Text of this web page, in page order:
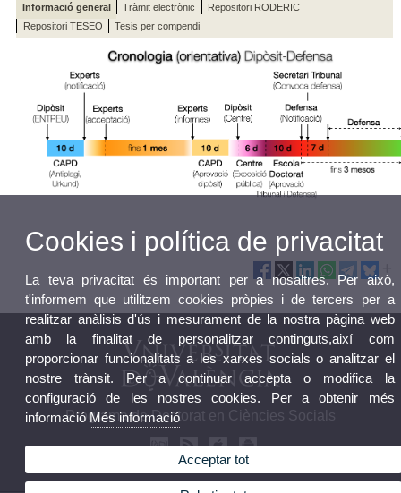
Informació general Tràmit electrònic
Repositori RODERIC
Repositori TESEO
Tesis per compendi
Programa de Doctorat en Ciències Socials
Cookies i política de privacitat
La teva privacitat és important per a nosaltres. Per això,
t'informem que utilitzem cookies pròpies i de tercers per a
realitzar anàlisis d'ús i mesurament de la nostra pàgina web
amb la finalitat de personalitzar continguts,així com
proporcionar funcionalitats a les xarxes socials o analitzar el
nostre trànsit. Per a continuar accepta o modifica la
configuració de les nostres cookies. Per a obtenir més
informacióMés informació
Acceptar tot